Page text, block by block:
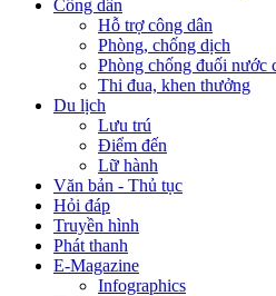
Công dân
Hỗ trợ công dân
Phòng, chống dịch
Phòng chống đuối nước
Thi đua, khen thưởng
Du lịch
Lưu trú
Điểm đến
Lữ hành
Văn bản - Thủ tục
Hỏi đáp
Truyền hình
Phát thanh
E-Magazine
Infographics